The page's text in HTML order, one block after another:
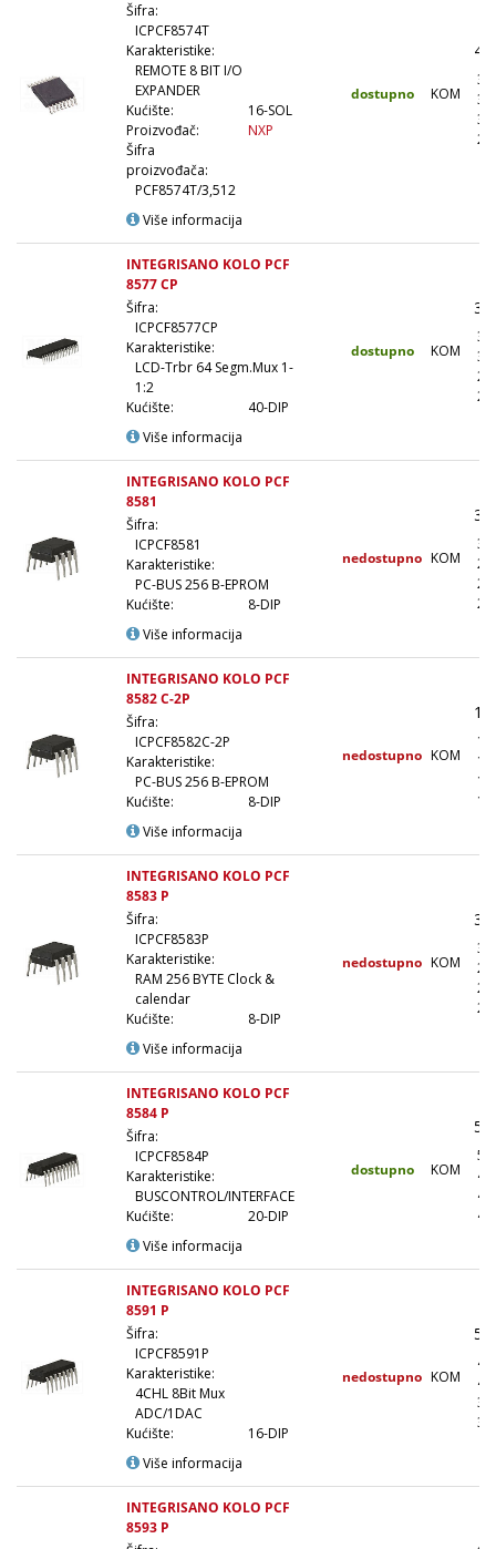
Šifra:
ICPCF8574T
Karakteristike:
REMOTE 8 BIT I/O
EXPANDER
Kućište:
16-SOL
Proizvođač:
NXP
Šifra
proizvođača:
PCF8574T/3,512
Više informacija
dostupno KOM
INTEGRISANO KOLO PCF
8577 CP
Šifra:
ICPCF8577CP
Karakteristike:
LCD-Trbr 64 Segm.Mux 1-
1:2
Kućište:
40-DIP
Više informacija
dostupno KOM
INTEGRISANO KOLO PCF
8581
Šifra:
ICPCF8581
Karakteristike:
PC-BUS 256 B-EPROM
Kućište:
8-DIP
Više informacija
nedostupno KOM
INTEGRISANO KOLO PCF
8582 C-2P
Šifra:
ICPCF8582C-2P
Karakteristike:
PC-BUS 256 B-EPROM
Kućište:
8-DIP
Više informacija
nedostupno KOM
INTEGRISANO KOLO PCF
8583 P
Šifra:
ICPCF8583P
Karakteristike:
RAM 256 BYTE Clock &
calendar
Kućište:
8-DIP
Više informacija
nedostupno KOM
INTEGRISANO KOLO PCF
8584 P
Šifra:
ICPCF8584P
Karakteristike:
BUSCONTROL/INTERFACE
Kućište:
20-DIP
Više informacija
dostupno KOM
INTEGRISANO KOLO PCF
8591 P
Šifra:
ICPCF8591P
Karakteristike:
4CHL 8Bit Mux
ADC/1DAC
Kućište:
16-DIP
Više informacija
nedostupno KOM
INTEGRISANO KOLO PCF
8593 P